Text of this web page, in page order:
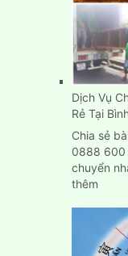
Dịch Vụ
Rẻ Tại
Chia sẻ
0888 600
chuyển
thêm:
Nhà,